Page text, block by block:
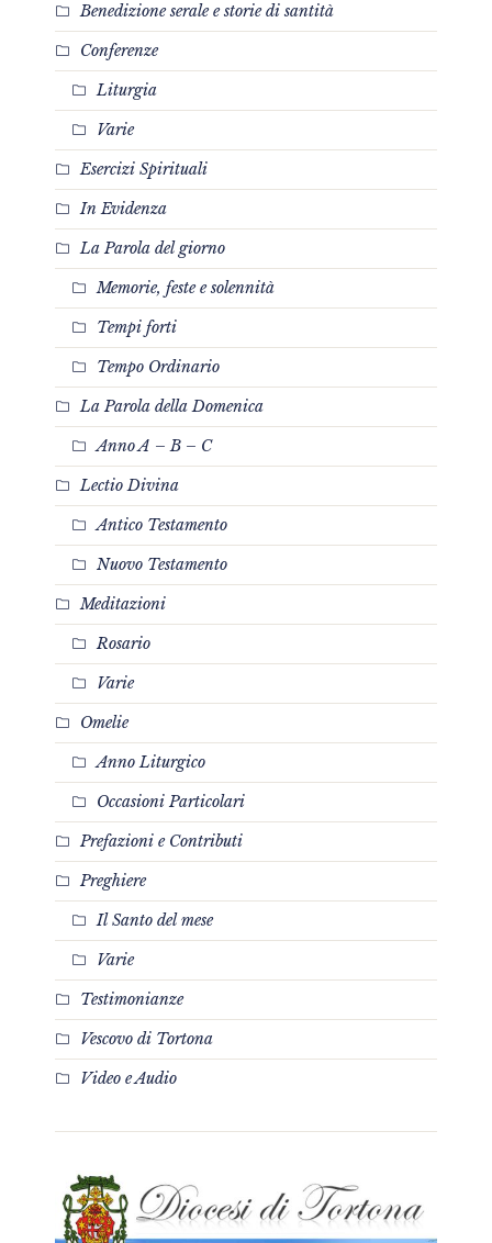
Benedizione serale e storie di santità
Conferenze
Liturgia
Varie
Esercizi Spirituali
In Evidenza
La Parola del giorno
Memorie, feste e solennità
Tempi forti
Tempo Ordinario
La Parola della Domenica
Anno A – B – C
Lectio Divina
Antico Testamento
Nuovo Testamento
Meditazioni
Rosario
Varie
Omelie
Anno Liturgico
Occasioni Particolari
Prefazioni e Contributi
Preghiere
Il Santo del mese
Varie
Testimonianze
Vescovo di Tortona
Video e Audio